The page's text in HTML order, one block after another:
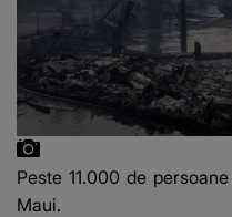
Peste 11.000 de
Maui.